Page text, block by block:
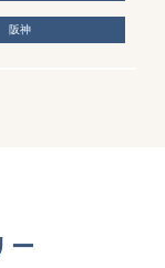
阪神
ー